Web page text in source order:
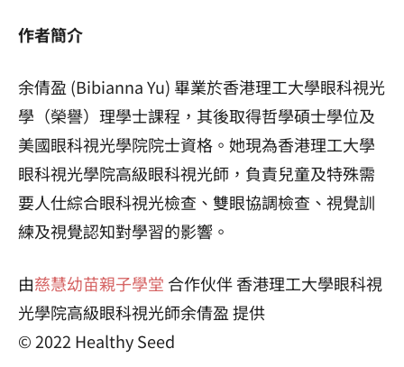
作者簡介
余倩盈 (Bibianna Yu) 畢業於香港理工大學眼科視光
學（榮譽）理學士課程，其後取得哲學碩士學位及
美國眼科視光學院院士資格。她現為香港理工大學
眼科視光學院高級眼科視光師，負責兒童及特殊需
要人仕綜合眼科視光檢查、雙眼協調檢查、視覺訓
練及視覺認知對學習的影響。
由慈慧幼苗親子學堂 合作伙伴 香港理工大學眼科視
光學院高級眼科視光師余倩盈 提供
© 2022 Healthy Seed